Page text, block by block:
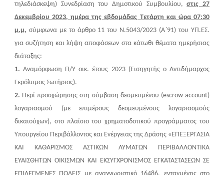
τηλεδιάσκεψη) Συνεδρίαση του Δημοτικού Συμβουλίου,στις 27
Δεκεμβρίου 2023, ημέρα της εβδομάδας Τετάρτη και ώρα 07:30
μ.μ, σύμφωνα με το άρθρο 11 του Ν.5043/2023 (Α΄91) του ΥΠ.ΕΣ.
για συζήτηση και λήψη αποφάσεων στα κάτωθι θέματα ημερήσιας
διάταξης:
1. Αναμόρφωση Π/Υ οικ. έτους 2023 (Εισηγητής ο Αντιδήμαρχος
Γερόλυμος Σωτήριος).
2. Περί προσχώρησης στη σύμβαση δεσμευμένου (escrow account)
λογαριασμού (με επιμέρους δεσμευμένους λογαριασμούς
δικαιούχων), στο πλαίσιο του χρηματοδοτικού προγράμματος του
Υπουργείου Περιβάλλοντος και Ενέργειας της Δράσης «ΕΠΕΞΕΡΓΑΣΙΑ
ΚΑΙ ΚΑΘΑΡΙΣΜΟΣ ΑΣΤΙΚΩΝ ΛΥΜΑΤΩΝ ΠΕΡΙΒΑΛΛΟΝΤΙΚΑ
ΕΥΑΙΣΘΗΤΩΝ ΟΙΚΙΣΜΩΝ ΚΑΙ ΕΚΣΥΓΧΡΟΝΙΣΜΟΣ ΕΓΚΑΤΑΣΤΑΣΕΩΝ ΣΕ